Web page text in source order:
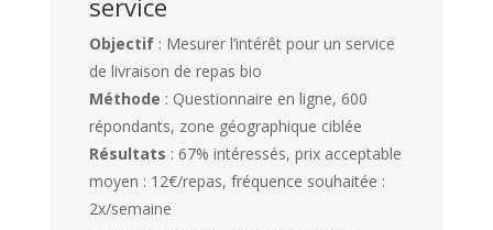
service
Objectif: Mesurer l’intérêt pour un service
de livraison de repas bio
Méthode : Questionnaire en ligne, 600
répondants, zone géographique ciblée
Résultats : 67% intéressés, prix acceptable
moyen : 12€/repas, fréquence souhaitée :
2x/semaine